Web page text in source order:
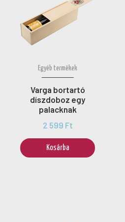
Egyéb termékek
Varga bortartó
díszdoboz egy
palacknak
2 599 Ft
Kosárba